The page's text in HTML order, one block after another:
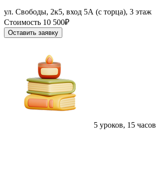
ул. Свободы, 2к5, вход 5А (с торца), 3 этаж
Стоимость 10 500₽
Оставить заявку
5 уроков, 15 часов